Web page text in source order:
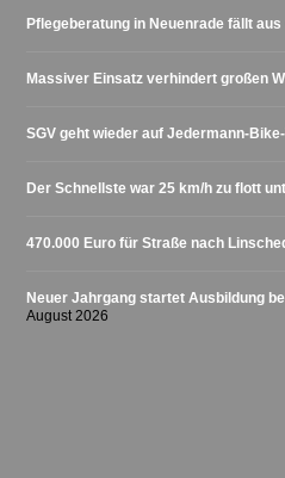
Pflegeberatung in Neuenrade fällt aus
Massiver Einsatz verhindert großen
SGV geht wieder auf Jedermann-
Der Schnellste war 25 km/h zu flott
470.000 Euro für Straße nach
Neuer Jahrgang startet Ausbildung
August 2026